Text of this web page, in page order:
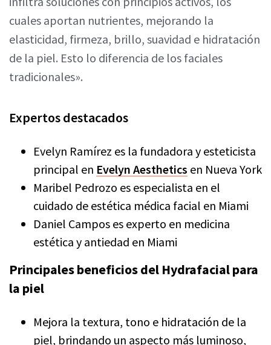
cuales aportan nutrientes, mejorando la
elasticidad, firmeza, brillo, suavidad e hidratación
de la piel. Esto lo diferencia de los faciales
tradicionales».
Expertos destacados
Evelyn Ramírez es la fundadora y esteticista
principal en Evelyn Aesthetics en Nueva York
Maribel Pedrozo es especialista en el
cuidado de estética médica facial en Miami
Daniel Campos es experto en medicina
estética y antiedad en Miami
Principales beneficios del Hydrafacial para
la piel
Mejora la textura, tono e hidratación de la
piel, brindando un aspecto más luminoso,